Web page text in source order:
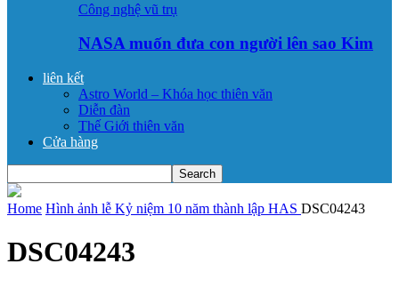
Công nghệ vũ trụ
NASA muốn đưa con người lên sao Kim
liên kết
Astro World – Khóa học thiên văn
Diễn đàn
Thế Giới thiên văn
Cửa hàng
Home Hình ảnh lễ Kỷ niệm 10 năm thành lập HAS DSC04243
DSC04243